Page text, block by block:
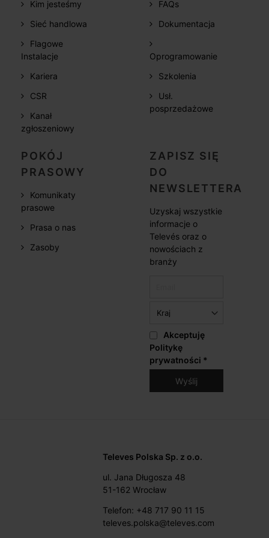
Kim jesteśmy
Sieć handlowa
Flagowe
Instalacje
Kariera
CSR
Kanał
zgłoszeniowy
FAQs
Dokumentacja
Oprogramowanie
Szkolenia
Usł.
posprzedażowe
POKÓJ
PRASOWY
Komunikaty
prasowe
Prasa o nas
Zasoby
ZAPISZ SIĘ
DO
NEWSLETTERA
Uzyskaj wszystkie
informacje o
Televés oraz o
nowościach z
branży
Akceptuję
Politykę
prywatności *
Televes Polska Sp. z o.o.
ul. Jana Długosza 48
51-162 Wrocław
Telefon: +48 717 90 11 15
televes.polska@televes.com